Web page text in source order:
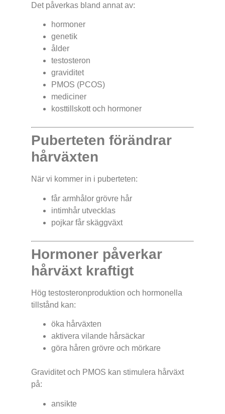
Det påverkas bland annat av:
hormoner
genetik
ålder
testosteron
graviditet
PMOS (PCOS)
mediciner
kosttillskott och hormoner
Puberteten förändrar
hårväxten
När vi kommer in i puberteten:
får armhålor grövre hår
intimhår utvecklas
pojkar får skäggväxt
Hormoner påverkar
hårväxt kraftigt
Hög testosteronproduktion och hormonella
tillstånd kan:
öka hårväxten
aktivera vilande hårsäckar
göra håren grövre och mörkare
Graviditet och PMOS kan stimulera hårväxt
på:
ansikte